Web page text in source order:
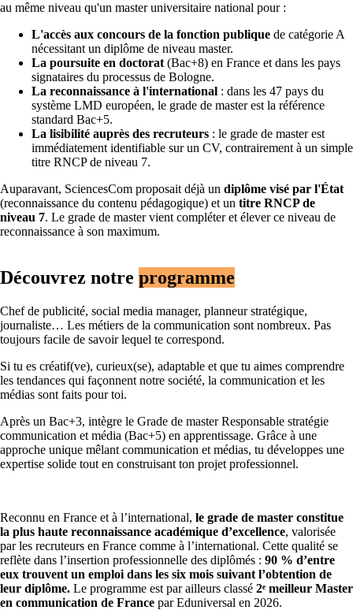
au même niveau qu'un master universitaire national pour :
L'accès aux concours de la fonction publique de catégorie A
nécessitant un diplôme de niveau master.
La poursuite en doctorat (Bac+8) en France et dans les pays
signataires du processus de Bologne.
La reconnaissance à l'international : dans les 47 pays du
système LMD européen, le grade de master est la référence
standard Bac+5.
La lisibilité auprès des recruteurs : le grade de master est
immédiatement identifiable sur un CV, contrairement à un simple
titre RNCP de niveau 7.
Auparavant, SciencesCom proposait déjà un diplôme visé par l'État
(reconnaissance du contenu pédagogique) et un titre RNCP de
niveau 7. Le grade de master vient compléter et élever ce niveau de
reconnaissance à son maximum.
Découvrez notre programme
Chef de publicité, social media manager, planneur stratégique,
journaliste… Les métiers de la communication sont nombreux. Pas
toujours facile de savoir lequel te correspond.
Si tu es créatif(ve), curieux(se), adaptable et que tu aimes comprendre
les tendances qui façonnent notre société, la communication et les
médias sont faits pour toi.
Après un Bac+3, intègre le Grade de master Responsable stratégie
communication et média (Bac+5) en apprentissage. Grâce à une
approche unique mêlant communication et médias, tu développes une
expertise solide tout en construisant ton projet professionnel.
Reconnu en France et à l’international, le grade de master constitue
la plus haute reconnaissance académique d’excellence, valorisée
par les recruteurs en France comme à l’international. Cette qualité se
reflète dans l’insertion professionnelle des diplômés : 90 % d’entre
eux trouvent un emploi dans les six mois suivant l’obtention de
leur diplôme. Le programme est par ailleurs classé 2ᵉ meilleur Master
en communication de France par Eduniversal en 2026.